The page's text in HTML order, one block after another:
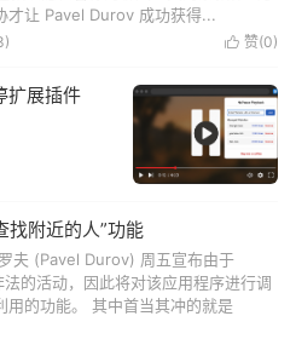
才让 Pavel Durov 成功获得...
 赞(0)
)
扩展插件
找附近的人”功能
夫 (Pavel Durov) 周五宣布由于
的活动，因此将对该应用程序进行调
用的功能。 其中首当其冲的就是